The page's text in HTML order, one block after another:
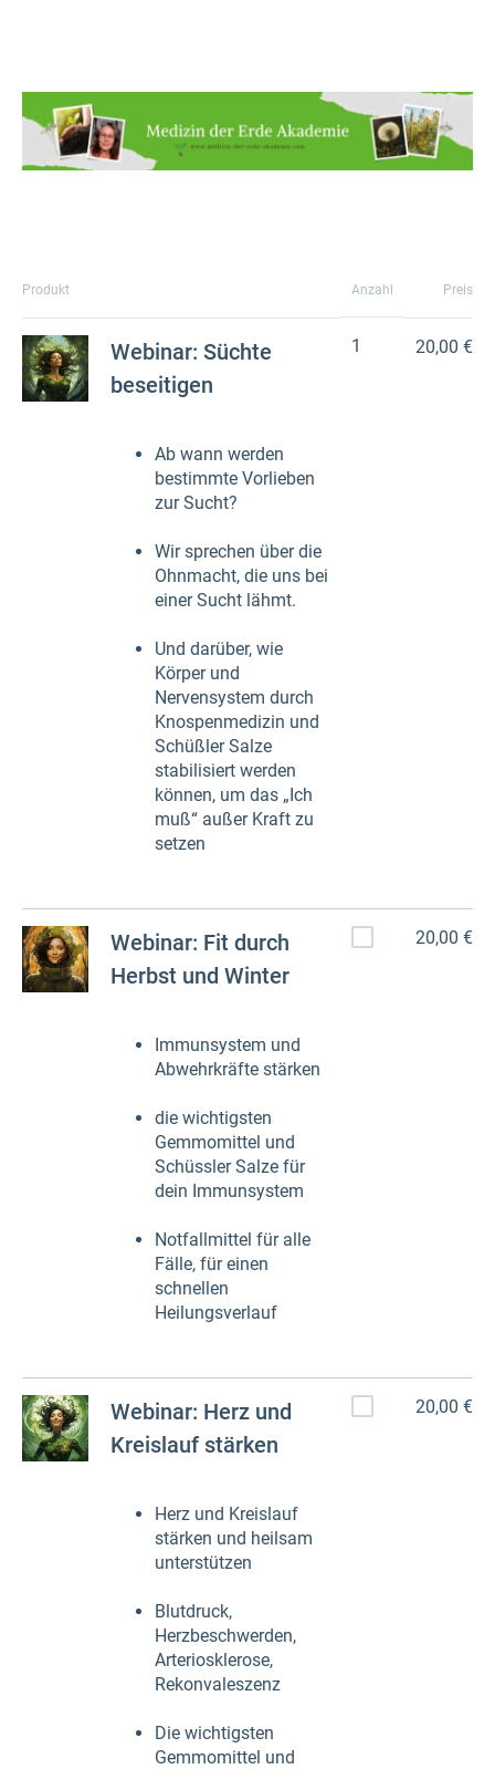
Produkt Anzahl Preis
Webinar: Süchte
beseitigen
Ab wann werden
bestimmte Vorlieben
zur Sucht?
Wir sprechen über die
Ohnmacht, die uns bei
einer Sucht lähmt.
Und darüber, wie
Körper und
Nervensystem durch
Knospenmedizin und
Schüßler Salze
stabilisiert werden
können, um das „Ich
muß“ außer Kraft zu
setzen
1 20,00 €
Webinar: Fit durch
Herbst und Winter
Immunsystem und
Abwehrkräfte stärken
die wichtigsten
Gemmomittel und
Schüssler Salze für
dein Immunsystem
Notfallmittel für alle
Fälle, für einen
schnellen
Heilungsverlauf
20,00 €
Webinar: Herz und
Kreislauf stärken
Herz und Kreislauf
stärken und heilsam
unterstützen
Blutdruck,
Herzbeschwerden,
Arteriosklerose,
Rekonvaleszenz
Die wichtigsten
Gemmomittel und
20,00 €